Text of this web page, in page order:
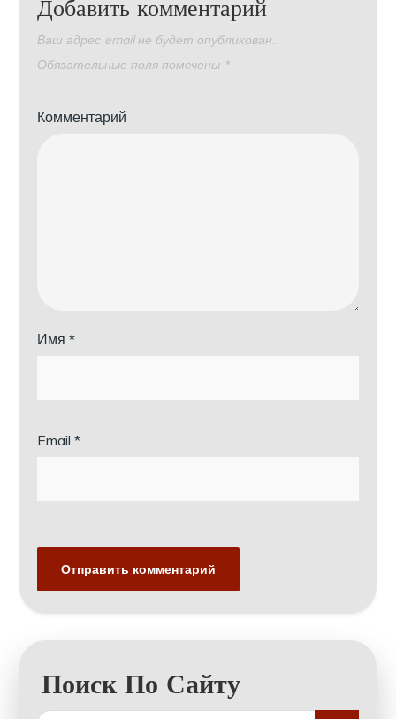
Добавить комментарий
Ваш адрес email не будет опубликован.
Обязательные поля помечены *
Комментарий
Имя*
Email*
Поиск По Сайту